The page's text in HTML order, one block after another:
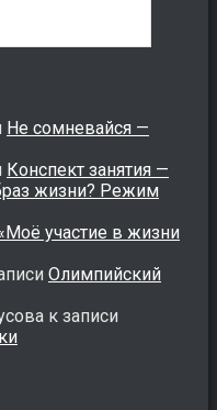
Не сомневайся —
Конспект занятия —
жизни? Режим
участие в жизни
Олимпийский
к записи